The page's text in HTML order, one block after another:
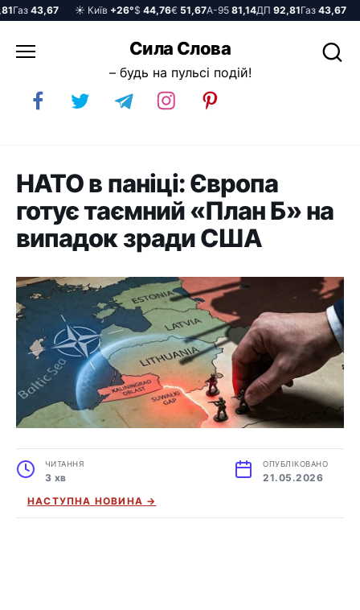
43,67 ☀️ Київ+26°$44,76€51,67А-9581,14ДП92,81Газ43,67 ☀️
до
Сила Слова
– будь на пульсі подій!
НАТО в паніці: Європа
готує таємний «План Б» на
випадок зради США
ЧИТАННЯ
3 хв
ОПУБЛІКОВАНО
21.05.2026
НАСТУПНА НОВИНА →